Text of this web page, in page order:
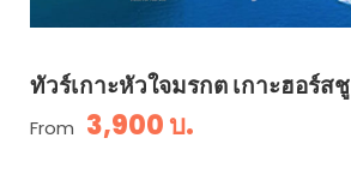
ทัวร์เกาะหัวใจมรกต เกาะฮอร์สชู
From 3,900 บ.